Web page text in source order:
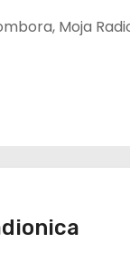
Moja